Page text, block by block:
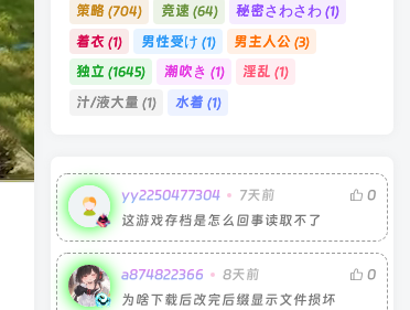
策略 (704) 竞速(64) 秘密さわさわ(1)
着衣 (1) 男性受け (1) 男主人公(3)
独立 (1645) 潮吹き (1) 淫乱 (1)
汁/液大量 (1) 水着 (1)
yy2250477304 7天前
0
这游戏存档是怎么回事读取不了
a874822366 8天前
0
为啥下载后改完后缀显示文件损坏